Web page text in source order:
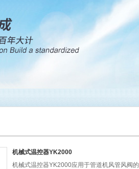
机械式温控器YK2000
机械式温控器YK2000应用于管道机风管风阀